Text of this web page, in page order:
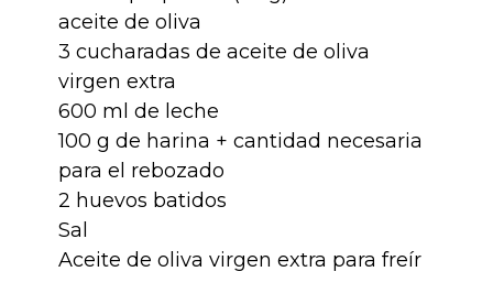
aceite de oliva
3 cucharadas de aceite de oliva
virgen extra
600 ml de leche
100 g de harina + cantidad necesaria
para el rebozado
2 huevos batidos
Sal
Aceite de oliva virgen extra para freír